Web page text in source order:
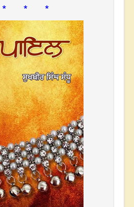
* * *